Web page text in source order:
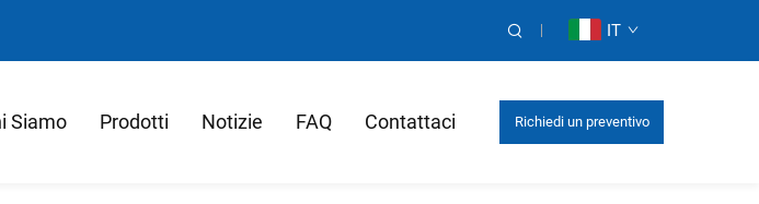
IT
Siamo Prodotti Notizie FAQ Contattaci Richiedi un preventivo